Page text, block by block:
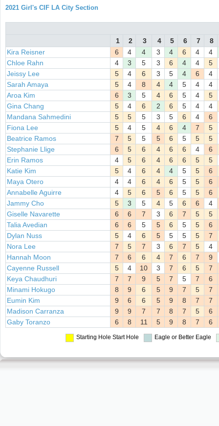
2021 Girl's CIF LA City Section
1 2 3 4 5 6 7
8
Kira Reisner
6 4 4 3 4 6 4
4
Chloe Rahn
4 3 5 3 6 4 4
5
Jeissy Lee
5 4 6 3 5 4 6
4
Sarah Amaya
5 4 8 4 4 5 4
4
Aroa Kim
6 3 5 4 6 5 4
5
Gina Chang
5 4 6 2 6 5 4
4
Mandana Sahmedini
5 5 5 3 5 6 4
6
Fiona Lee
5 4 5 4 6 4 7
5
Beatrice Ramos
7 5 5 5 6 5 5
5
Stephanie Llige
6 5 6 4 6 6 4
6
Erin Ramos
4 5 6 4 6 6 5
5
Katie Kim
5 4 6 4 4 5 5
6
Maya Otero
4 4 6 4 6 5 5
6
Annabelle Aguirre
4 5 6 5 6 5 5
6
Jammy Cho
5 3 5 4 5 6 6
4
Giselle Navarette
6 6 7 3 6 7 5
5
Talia Avedian
6 6 5 5 6 5 5
6
Dylan Nuss
5 4 6 5 5 5 5
7
Nora Lee
7 5 7 3 6 7 5
4
Hannah Moon
7 6 6 4 7 6 7
9
Cayenne Russell
5 4 10 3 7 6 5
7
Keya Chaudhuri
7 7 9 5 7 5 7
6
Minami Hokugo
8 9 6 5 9 7 5
7
Eumin Kim
9 6 6 5 9 8 7
7
Madison Carranza
9 9 7 7 8 7 5
6
Gaby Toranzo
6 8 11 5 9 8 7 6
Starting Hole Start Hole Eagle or Better Eagle